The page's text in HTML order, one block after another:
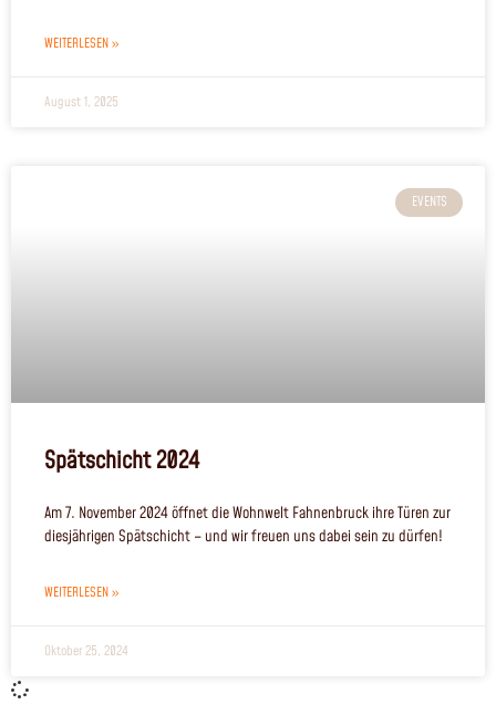
WEITERLESEN »
August 1, 2025
EVENTS
Spätschicht 2024
Am 7. November 2024 öffnet die Wohnwelt Fahnenbruck ihre Türen zur
diesjährigen Spätschicht – und wir freuen uns dabei sein zu dürfen!
WEITERLESEN »
Oktober 25, 2024